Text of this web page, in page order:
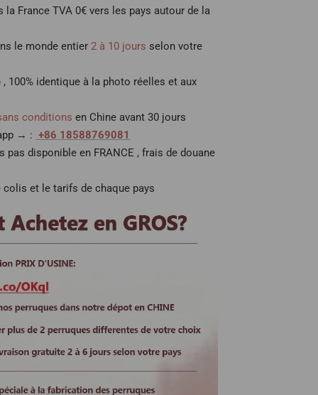
la France TVA 0€ vers les pays autour de la
le monde entier 2 à 10 jours selon votre
, 100% identique à la photo réelles et aux
conditionsen Chine avant 30 jours
→ : +86 18588769081
pas disponible en FRANCE , frais de douane
et le tarifs de chaque pays